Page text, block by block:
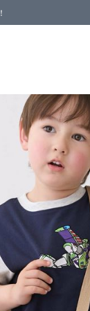
運費優惠！（適用於